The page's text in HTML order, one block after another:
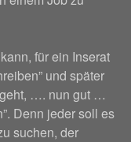
für ein Inserat
und später
…. nun gut …
Denn jeder soll es
suchen, der